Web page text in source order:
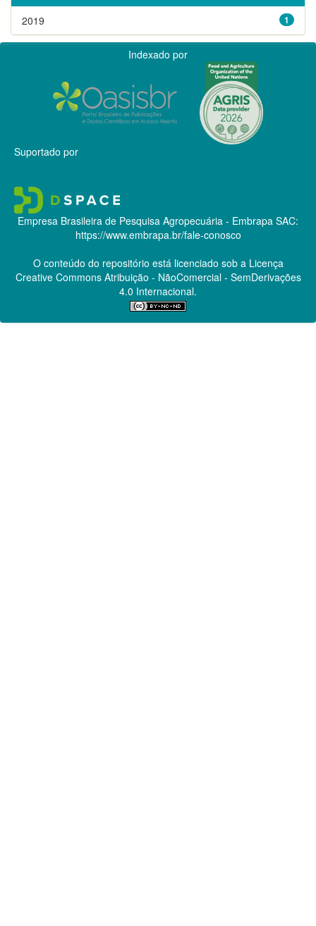
1
2019
Indexado por
Suportado por
Empresa Brasileira de Pesquisa Agropecuária - Embrapa SAC:
https://www.embrapa.br/fale-conosco
O conteúdo do repositório está licenciado sob a Licença
Creative CommonsAtribuição - NãoComercial - SemDerivações
4.0 Internacional.